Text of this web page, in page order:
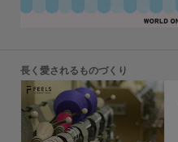
長く愛されるものづくり